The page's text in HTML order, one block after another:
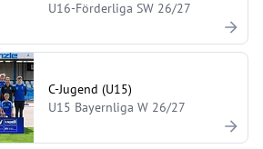
U16-Förderliga SW 26/27
C-Jugend (U15)
U15 Bayernliga W 26/27